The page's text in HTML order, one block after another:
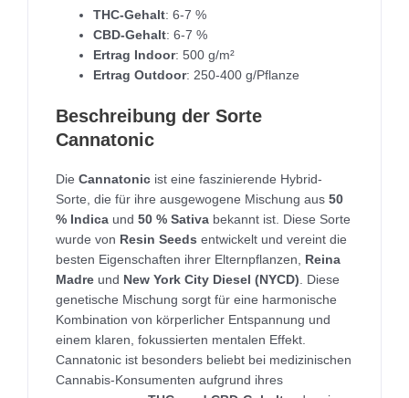
THC-Gehalt: 6-7 %
CBD-Gehalt: 6-7 %
Ertrag Indoor: 500 g/m²
Ertrag Outdoor: 250-400 g/Pflanze
Beschreibung der Sorte
Cannatonic
Die Cannatonic ist eine faszinierende Hybrid-
Sorte, die für ihre ausgewogene Mischung aus 50
% Indica und 50 % Sativa bekannt ist. Diese Sorte
wurde von Resin Seeds entwickelt und vereint die
besten Eigenschaften ihrer Elternpflanzen, Reina
Madre und New York City Diesel (NYCD). Diese
genetische Mischung sorgt für eine harmonische
Kombination von körperlicher Entspannung und
einem klaren, fokussierten mentalen Effekt.
Cannatonic ist besonders beliebt bei medizinischen
Cannabis-Konsumenten aufgrund ihres